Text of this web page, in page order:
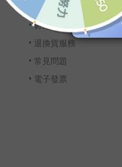
會員制度
•付款與配送
• 退換貨服務
• 常見問題
• 電子發票